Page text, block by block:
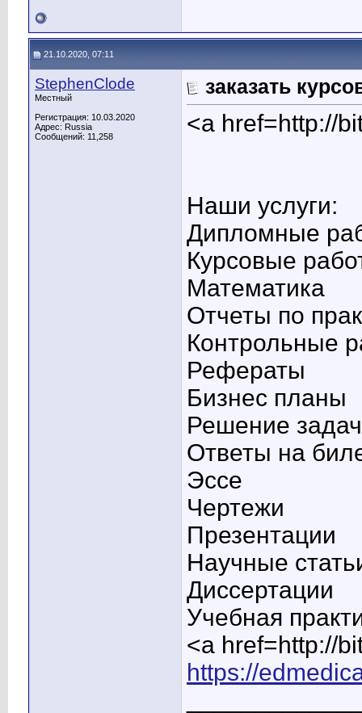
21.10.2020, 07:11
StephenClode
Местный
Регистрация: 10.03.2020
Адрес: Russia
Сообщений: 11,258
заказать
<a href=http://
Наши услуги:
Дипломные
Курсовые
Математика
Отчеты по
Контрольные
Рефераты
Бизнес планы
Решение задач
Ответы на
Эссе
Чертежи
Презентации
Научные
Диссертации
Учебная
<a href=http://
https://